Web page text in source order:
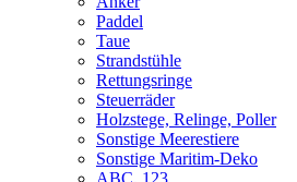
Paddel
Taue
Strandstühle
Rettungsringe
Steuerräder
Holzstege, Relinge, Poller
Sonstige Meerestiere
Sonstige Maritim-Deko
ABC, 123